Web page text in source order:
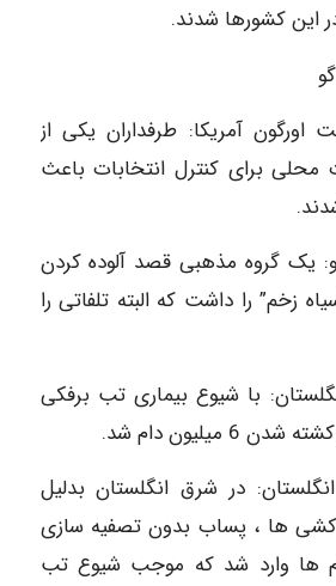
این کشورها شدند.
ایالت اورگون آمریکا: طرفداران یکی از
محلی برای کنترل انتخابات باعث
توکیو: یک گروه مذهبی قصد آلوده کردن
زخم” را داشت که البته تلفاتی را
2001 در انگلستان: با شیوع بیماری تب برفکی
دام شد.
2007 در انگلستان: در شرق انگلستان بدلیل
کشی ها ، پساب بدون تصفیه سازی
ها وارد شد که موجب شیوع تب